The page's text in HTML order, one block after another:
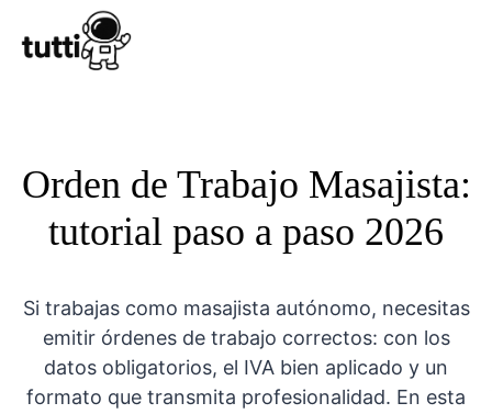
Orden de Trabajo Masajista:
tutorial paso a paso 2026
Si trabajas como masajista autónomo, necesitas
emitir órdenes de trabajo correctos: con los
datos obligatorios, el IVA bien aplicado y un
formato que transmita profesionalidad. En esta